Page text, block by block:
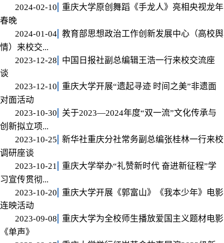
2024-02-10
重庆大学原创舞蹈《手龙人》亮相央视龙年
春晚
2024-01-04 教育部思想政治工作创新发展中心（高校舆
情）来校交...
2023-12-28
中国日报社副总编辑王浩一行来校交流座
谈
2023-12-10
重庆大学开展“遗起寻迹 时间之美”非遗面
对面活动
2023-10-30
关于2023—2024年度“双一流”文化传承与
创新拟立项...
2023-10-25
新华社重庆分社常务副总编张桂林一行来校
调研座谈
2023-10-21
重庆大学举办“礼赞新时代 奋进新征程”学
习宣传贯彻...
2023-10-20
重庆大学开展《郭富山》《我本少年》电影
连映活动
2023-09-08
重庆大学为全校师生播放爱国主义题材电影
《单声》